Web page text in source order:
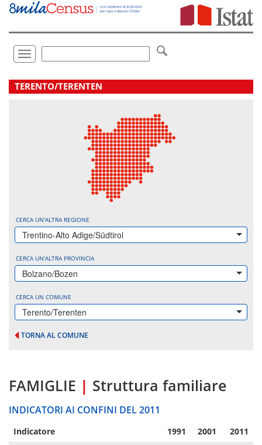
Vai
direttamente
Toggle
navigation
.
TERENTO/TERENTEN
CERCA UN'ALTRA REGIONE
Trentino-Alto Adige/Südtirol
CERCA UN'ALTRA PROVINCIA
Bolzano/Bozen
CERCA UN COMUNE
Terento/Terenten
TORNA AL COMUNE
FAMIGLIE | Struttura familiare
INDICATORI AI CONFINI DEL 2011
Indicatore 1991 2001 2011